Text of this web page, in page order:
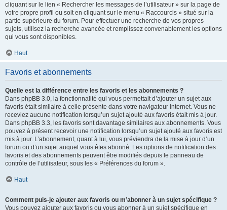
cliquant sur le lien « Rechercher les messages de l’utilisateur » sur la page de
votre propre profil ou soit en cliquant sur le menu « Raccourcis » situé sur la
partie supérieure du forum. Pour effectuer une recherche de vos propres
sujets, utilisez la recherche avancée et remplissez convenablement les options
qui vous sont disponibles.
Haut
Favoris et abonnements
Quelle est la différence entre les favoris et les abonnements ?
Dans phpBB 3.0, la fonctionnalité qui vous permettait d’ajouter un sujet aux
favoris était similaire à celle présente dans votre navigateur internet. Vous ne
receviez aucune notification lorsqu’un sujet ajouté aux favoris était mis à jour.
Dans phpBB 3.3, les favoris sont davantage similaires aux abonnements. Vous
pouvez à présent recevoir une notification lorsqu’un sujet ajouté aux favoris est
mis à jour. L’abonnement, quant à lui, vous préviendra de la mise à jour d’un
forum ou d’un sujet auquel vous êtes abonné. Les options de notification des
favoris et des abonnements peuvent être modifiés depuis le panneau de
contrôle de l’utilisateur, sous les « Préférences du forum ».
Haut
Comment puis-je ajouter aux favoris ou m’abonner à un sujet spécifique ?
Vous pouvez ajouter aux favoris ou vous abonner à un sujet spécifique en